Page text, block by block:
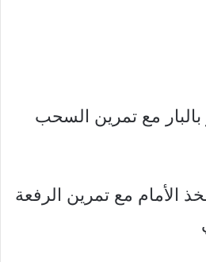
مع تمرين السحب
الأمام مع تمرين الرفعة